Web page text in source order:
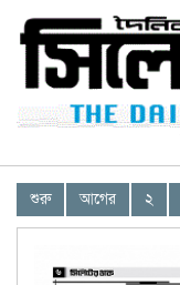
শুরু আগের ২